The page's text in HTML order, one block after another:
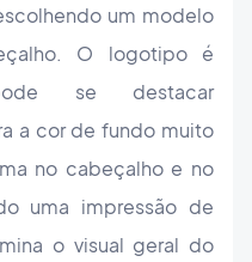
um modelo
O logotipo é
se destacar
a cor de fundo muito
no cabeçalho e no
uma impressão de
o visual geral do